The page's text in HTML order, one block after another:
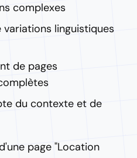
complexes
linguistiques
de pages
du contexte et de
page "Location